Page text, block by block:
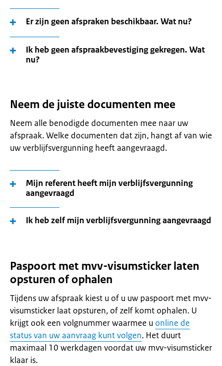
Er zijn geen afspraken beschikbaar. Wat nu?
Ik heb geen afspraakbevestiging gekregen. Wat
nu?
Neem de juiste documenten mee
Neem alle benodigde documenten mee naar uw
afspraak. Welke documenten dat zijn, hangt af van wie
uw verblijfsvergunning heeft aangevraagd.
Mijn referent heeft mijn verblijfsvergunning
aangevraagd
Ik heb zelf mijn verblijfsvergunning aangevraagd
Paspoort met mvv-visumsticker laten
opsturen of ophalen
Tijdens uw afspraak kiest u of u uw paspoort met mvv-
visumsticker laat opsturen, of zelf komt ophalen. U
krijgt ook een volgnummer waarmee u online de
status van uw aanvraag kunt volgen. Het duurt
maximaal 10 werkdagen voordat uw mvv-visumsticker
klaar is.